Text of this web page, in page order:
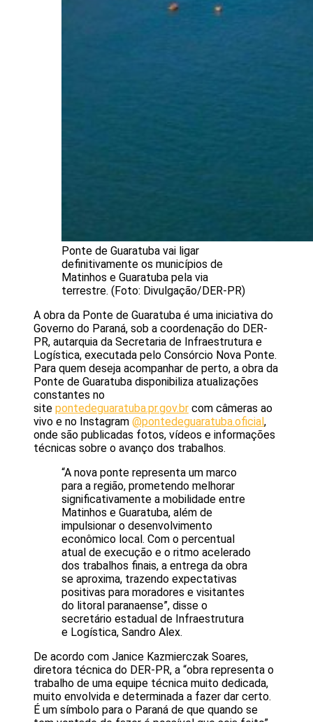
Ponte de Guaratuba vai ligar
definitivamente os municípios de
Matinhos e Guaratuba pela via
terrestre. (Foto: Divulgação/DER-PR)
A obra da Ponte de Guaratuba é uma iniciativa do
Governo do Paraná, sob a coordenação do DER-
PR, autarquia da Secretaria de Infraestrutura e
Logística, executada pelo Consórcio Nova Ponte.
Para quem deseja acompanhar de perto, a obra da
Ponte de Guaratuba disponibiliza atualizações
constantes no
site pontedeguaratuba.pr.gov.br com câmeras ao
vivo e no Instagram @pontedeguaratuba.oficial,
onde são publicadas fotos, vídeos e informações
técnicas sobre o avanço dos trabalhos.
“A nova ponte representa um marco
para a região, prometendo melhorar
significativamente a mobilidade entre
Matinhos e Guaratuba, além de
impulsionar o desenvolvimento
econômico local. Com o percentual
atual de execução e o ritmo acelerado
dos trabalhos finais, a entrega da obra
se aproxima, trazendo expectativas
positivas para moradores e visitantes
do litoral paranaense”, disse o
secretário estadual de Infraestrutura
e Logística, Sandro Alex.
De acordo com Janice Kazmierczak Soares,
diretora técnica do DER-PR, a “obra representa o
trabalho de uma equipe técnica muito dedicada,
muito envolvida e determinada a fazer dar certo.
É um símbolo para o Paraná de que quando se